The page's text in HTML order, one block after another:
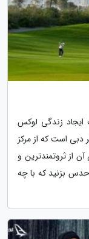
ایجاد زندگی لوکس
دبی است که از مرکز
آن از ثروتمندترین و
حدس بزنید که با چه